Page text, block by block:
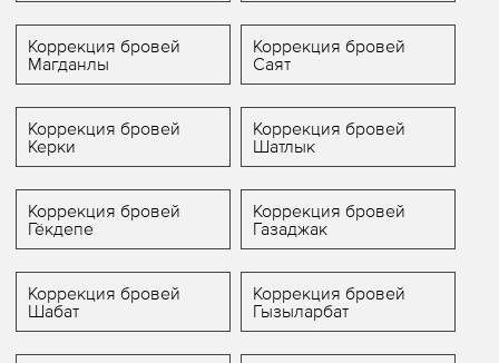
Коррекция бровей
Магданлы
Коррекция бровей
Саят
Коррекция бровей
Керки
Коррекция бровей
Шатлык
Коррекция бровей
Гёкдепе
Коррекция бровей
Газаджак
Коррекция бровей
Шабат
Коррекция бровей
Гызыларбат